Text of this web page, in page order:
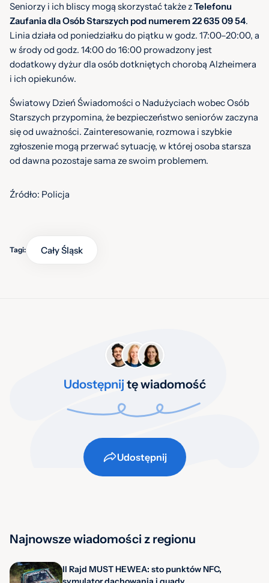
Seniorzy i ich bliscy mogą skorzystać także zTelefonu
Zaufania dla Osób Starszych pod numerem 22 635 09 54.
Linia działa od poniedziałku do piątku w godz. 17:00–20:00, a
w środy od godz. 14:00 do 16:00 prowadzony jest
dodatkowy dyżur dla osób dotkniętych chorobą Alzheimera
i ich opiekunów.
Światowy Dzień Świadomości o Nadużyciach wobec Osób
Starszych przypomina, że bezpieczeństwo seniorów zaczyna
się od uważności. Zainteresowanie, rozmowa i szybkie
zgłoszenie mogą przerwać sytuację, w której osoba starsza
od dawna pozostaje sama ze swoim problemem.
Źródło: Policja
Tagi: Cały Śląsk
Udostępnij tę wiadomość
Udostępnij
Najnowsze wiadomości z regionu
II Rajd MUST HEWEA: sto punktów NFC,